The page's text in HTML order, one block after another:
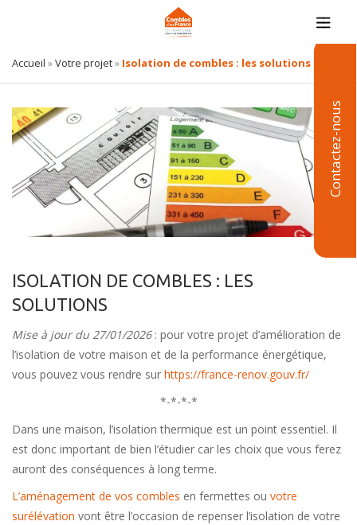
Contactez-nous
Accueil »Votre projet» Isolation de combles : les solutions
ISOLATION DE COMBLES : LES
SOLUTIONS
Mise à jour du 27/01/2026: pour votre projet d’amélioration de
l’isolation de votre maison et de la performance énergétique,
vous pouvez vous rendre sur https://france-renov.gouv.fr/
*-*-*-*
Dans une maison, l’isolation thermique est un point essentiel. Il
est donc important de bien l’étudier car les choix que vous ferez
auront des conséquences à long terme.
L’aménagement de vos combles en fermettes ou votre
surélévation vont être l’occasion de repenser l’isolation de votre